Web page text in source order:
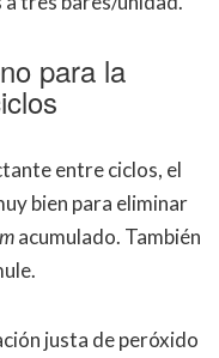
para la
entre ciclos, el
bien para eliminar
acumulado. También
justa de peróxido